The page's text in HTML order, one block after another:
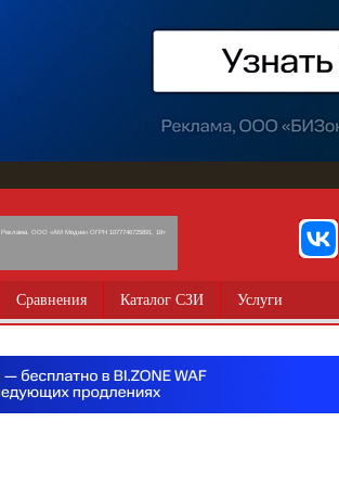
Реклама. ООО «АМ Медиа» ОГРН 1077746725891, 18+
Сравнения Каталог СЗИ Услуги